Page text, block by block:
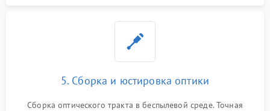
5. Сборка и юстировка оптики
Сборка оптического тракта в беспылевой среде. Точная